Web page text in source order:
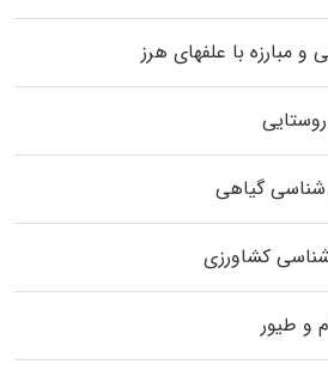
مبارزه با علفهای هرز
شناسی گیاهی
کشاورزی
و طیور